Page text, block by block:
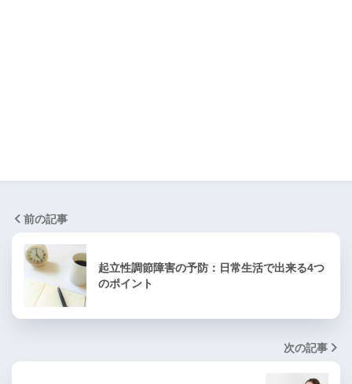
前の記事
起立性調節障害の予防：日常生活で出来る4つ
のポイント
次の記事